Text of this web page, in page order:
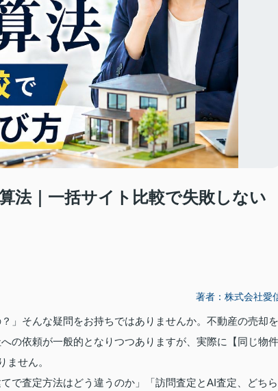
法｜一括サイト比較で失敗しない
著者：株式会社愛
」そんな疑問をお持ちではありませんか。不動産の売却を
の依頼が一般的となりつつありますが、実際に【同じ物件
ません。
で査定方法はどう違うのか」「訪問査定とAI査定、どちら